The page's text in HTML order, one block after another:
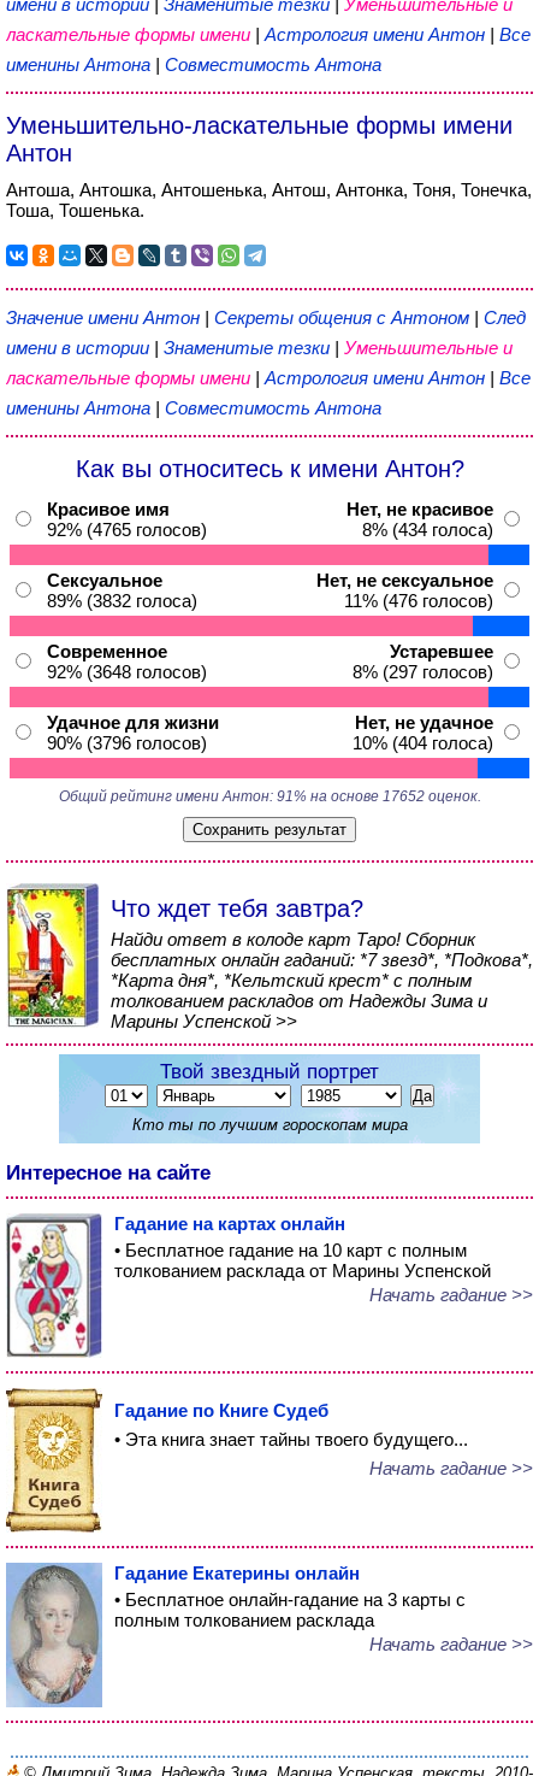
имени в истории | Знаменитые тезки | Уменьшительные и
ласкательные формы имени | Астрология имени Антон | Все
именины Антона | Совместимость Антона
Уменьшительно-ласкательные формы имени
Антон
Антоша, Антошка, Антошенька, Антош, Антонка, Тоня, Тонечка,
Тоша, Тошенька.
Значение имени Антон | Секреты общения с Антоном | След
имени в истории | Знаменитые тезки | Уменьшительные и
ласкательные формы имени | Астрология имени Антон | Все
именины Антона | Совместимость Антона
Как вы относитесь к имени Антон?
Красивое имя
92% (4765 голосов)
Нет, не красивое
8% (434 голоса)
Сексуальное
89% (3832 голоса)
Нет, не сексуальное
11% (476 голосов)
Современное
92% (3648 голосов)
Устаревшее
8% (297 голосов)
Удачное для жизни
90% (3796 голосов)
Нет, не удачное
10% (404 голоса)
Общий рейтинг имени Антон: 91% на основе 17652 оценок.
Что ждет тебя завтра?
Найди ответ в колоде карт Таро! Сборник
бесплатных онлайн гаданий: *7 звезд*, *Подкова*,
*Карта дня*, *Кельтский крест* с полным
толкованием раскладов от Надежды Зима и
Марины Успенской >>
Твой звездный портрет
Кто ты по лучшим гороскопам мира
Интересное на сайте
Гадание на картах онлайн
• Бесплатное гадание на 10 карт с полным
толкованием расклада от Марины Успенской
Начать гадание >>
Гадание по Книге Судеб
• Эта книга знает тайны твоего будущего...
Начать гадание >>
Гадание Екатерины онлайн
• Бесплатное онлайн-гадание на 3 карты с
полным толкованием расклада
Начать гадание >>